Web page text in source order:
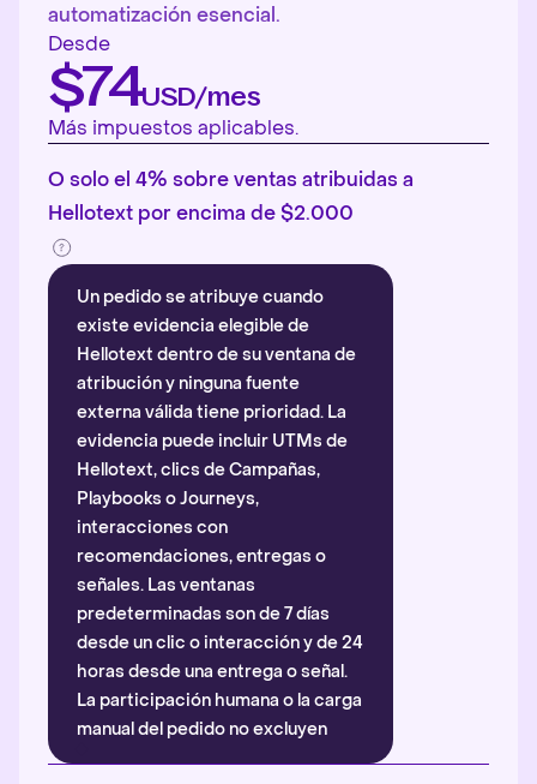
automatización esencial.
Desde
$74USD/mes
Más impuestos aplicables.
O solo el 4% sobre ventas atribuidas a
Hellotext por encima de $2.000
Un pedido se atribuye cuando
existe evidencia elegible de
Hellotext dentro de su ventana de
atribución y ninguna fuente
externa válida tiene prioridad. La
evidencia puede incluir UTMs de
Hellotext, clics de Campañas,
Playbooks o Journeys,
interacciones con
recomendaciones, entregas o
señales. Las ventanas
predeterminadas son de 7 días
desde un clic o interacción y de 24
horas desde una entrega o señal.
La participación humana o la carga
manual del pedido no excluyen
automáticamente la atribución.